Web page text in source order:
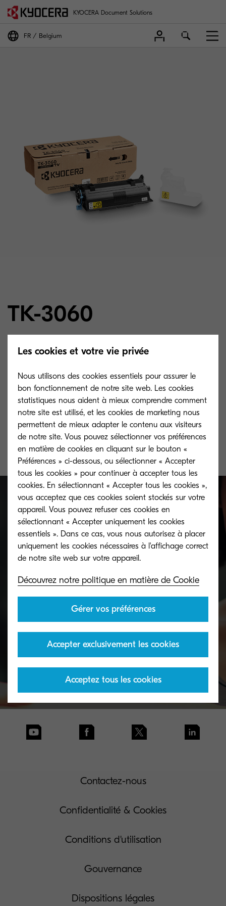
KYOCERA Document Solutions
FR Belgium
TK-3060
Toner noir, capacité de 14.500 impressions A4,
selon la norme ISO/IEC 19752. Le toner de
démarrage, qui est livré en standard avec
l’appareil, a une capacité de 6.000 impressions
A4.
Collecte de toner
Une fois qu'un toner Kyocera est vide, nous
proposons plusieurs façons de prendre en charge
l'enlèvemement, l'entreposage provisoire, et
l'expédition à l'usine de recyclage.
En savoir plus
Contactez-nous
Confidentialité & Cookies
Conditions d'utilisation
Gouvernance
Dispositions légales
Les cookies et votre vie privée
Nous utilisons des cookies essentiels pour assurer le
bon fonctionnement de notre site web. Les cookies
statistiques nous aident à mieux comprendre comment
notre site est utilisé, et les cookies de marketing nous
permettent de mieux adapter le contenu aux visiteurs
de notre site. Vous pouvez sélectionner vos préférences
en matière de cookies en cliquant sur le bouton «
Préférences » ci-dessous, ou sélectionner « Accepter
tous les cookies » pour continuer à accepter tous les
cookies. En sélectionnant « Accepter tous les cookies »,
vous acceptez que ces cookies soient stockés sur votre
appareil. Vous pouvez refuser ces cookies en
sélectionnant « Accepter uniquement les cookies
essentiels ». Dans ce cas, vous nous autorisez à placer
uniquement les cookies nécessaires à l'affichage correct
Découvrez notre politique en matière de Cookie
Gérer vos préférences
Accepter exclusivement les cookies
essentiels
Acceptez tous les cookies